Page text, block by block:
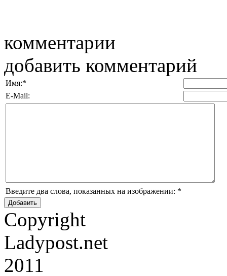
комментарии
добавить комментарий
Имя:*
E-Mail:
Введите два слова, показанных на изображении: *
Copyright
Ladypost.net
2011